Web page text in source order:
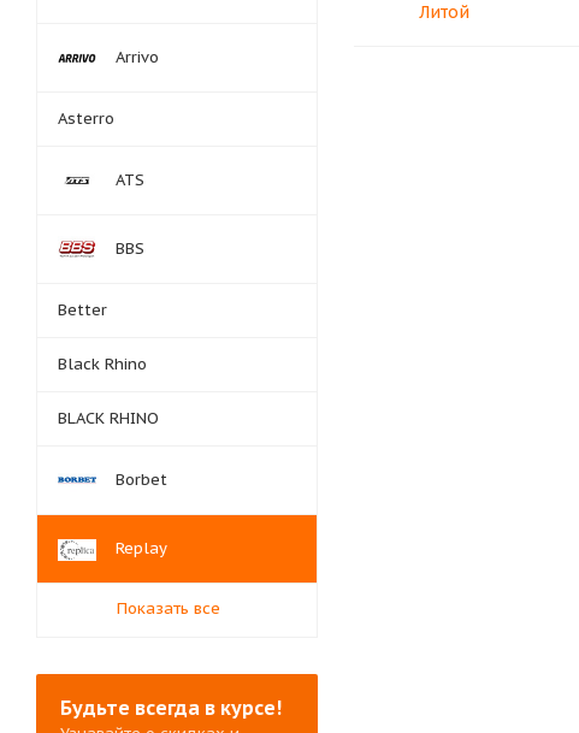
Литой
Arrivo
Asterro
ATS
BBS
Better
Black Rhino
BLACK RHINO
Borbet
Replay
Показать все
Будьте всегда в курсе!